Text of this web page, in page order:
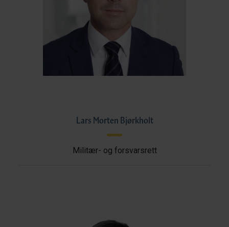
Lars Morten Bjørkholt
Militær- og forsvarsrett